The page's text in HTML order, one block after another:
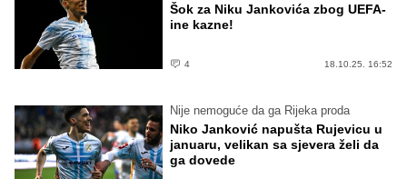
Šok za Niku Jankovića zbog UEFA-
ine kazne!
4 18.10.25. 16:52
Nije nemoguće da ga Rijeka proda
Niko Janković napušta Rujevicu u
januaru, velikan sa sjevera želi da
ga dovede